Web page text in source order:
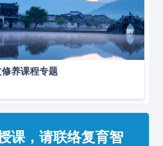
养课程专题
课，请联络复育智